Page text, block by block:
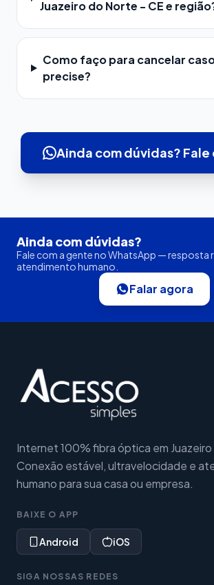
Juazeiro do Norte - CE e
Como faço para cancelar
precise?
Ainda com dúvidas?
Ainda com dúvidas?
Fale com a gente no WhatsApp — resposta
atendimento humano.
Falar agora
Internet 100% fibra óptica em
Conexão estável, ultravelocidade e
humano para sua casa ou empresa.
BAIXE O APP
Android iOS
SIGA NOSSAS REDES